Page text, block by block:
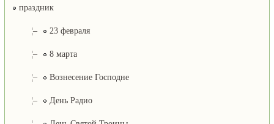
праздник
¦– 23 февраля
¦– 8 марта
¦– Вознесение Господне
¦– День Радио